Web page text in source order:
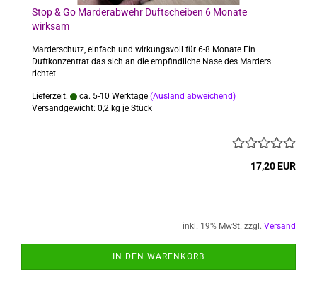
Stop & Go Marderabwehr Duftscheiben 6 Monate
wirksam
Marderschutz, einfach und wirkungsvoll für 6-8 Monate Ein
Duftkonzentrat das sich an die empfindliche Nase des Marders
richtet.
Lieferzeit: ca. 5-10 Werktage (Ausland abweichend)
Versandgewicht: 0,2 kg je Stück
17,20 EUR
inkl. 19% MwSt. zzgl. Versand
IN DEN WARENKORB